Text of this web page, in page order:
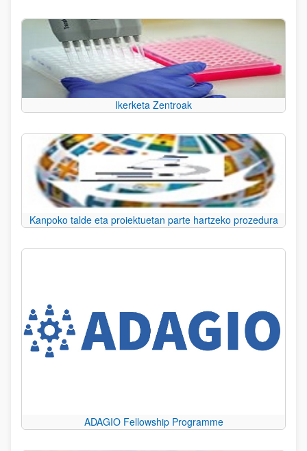
Ikerketa Zentroak
Kanpoko talde eta proiektuetan parte hartzeko prozedura
ADAGIO Fellowship Programme